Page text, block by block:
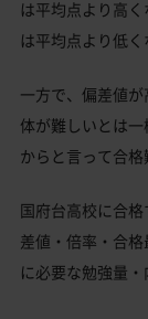
は平均点より高
は平均点より低く
一方で、偏差値
体が難しいとは
からと言って合格
国府台高校に合
差値・倍率・合
に必要な勉強量・